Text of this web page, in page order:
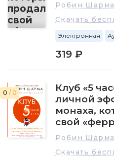
Робин Шарма
Скачать
Электронная
319 ₽
0 / 0
Клуб «5
личной
монаха,
свой
Робин
Скачать